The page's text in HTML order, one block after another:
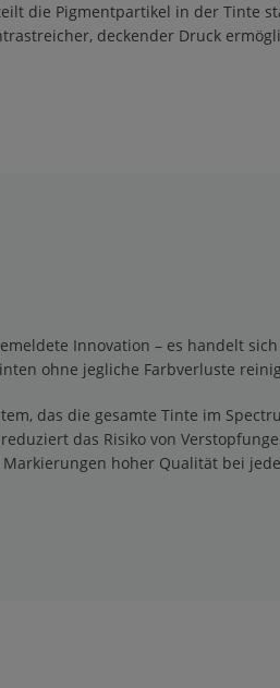
die Pigmentpartikel in der Tinte
deckender Druck
Innovation – es handelt
ohne jegliche Farbverluste
das die gesamte Tinte im
das Risiko von
hoher Qualität bei